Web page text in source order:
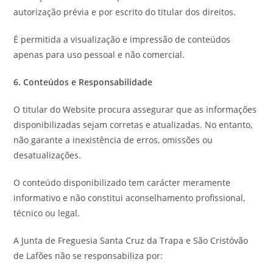
autorização prévia e por escrito do titular dos direitos.
É permitida a visualização e impressão de conteúdos
apenas para uso pessoal e não comercial.
6. Conteúdos e Responsabilidade
O titular do Website procura assegurar que as informações
disponibilizadas sejam corretas e atualizadas. No entanto,
não garante a inexistência de erros, omissões ou
desatualizações.
O conteúdo disponibilizado tem carácter meramente
informativo e não constitui aconselhamento profissional,
técnico ou legal.
A Junta de Freguesia Santa Cruz da Trapa e São Cristóvão
de Lafões não se responsabiliza por: